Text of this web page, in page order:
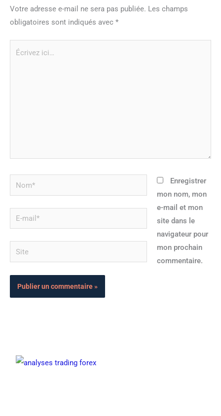
Votre adresse e-mail ne sera pas publiée. Les champs
obligatoires sont indiqués avec *
Nom*
mail*
Site
Enregistrer
mon nom, mon
e-mail et mon
site dans le
navigateur pour
mon prochain
commentaire.